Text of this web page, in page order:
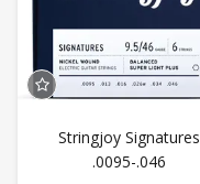
Stringjoy Signatures
.0095-.046